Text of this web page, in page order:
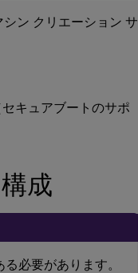
ン クリエーション サ
キュアブートのサポ
成
必要があります。